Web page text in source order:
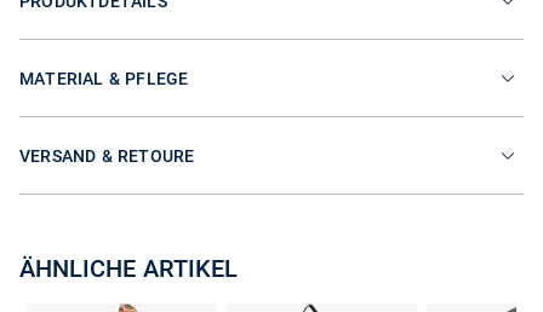
MATERIAL & PFLEGE
VERSAND & RETOURE
ÄHNLICHE ARTIKEL